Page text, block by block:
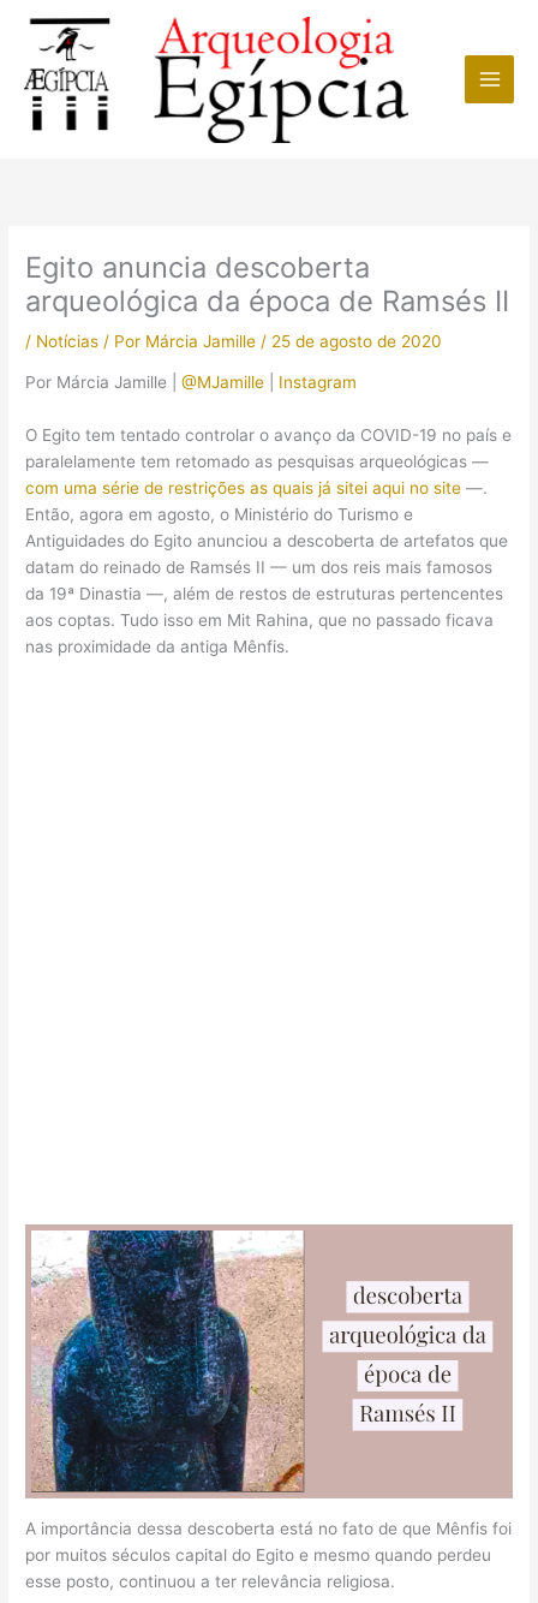
conteúdo
Egito anuncia descoberta
arqueológica da época de Ramsés II
/ Notícias / Por Márcia Jamille / 25 de agosto de 2020
Por Márcia Jamille |@MJamille Instagram
O Egito tem tentado controlar o avanço da COVID-19 no país e
paralelamente tem retomado as pesquisas arqueológicas —
com uma série de restrições as quais já sitei aqui no site—.
Então, agora em agosto, o Ministério do Turismo e
Antiguidades do Egito anunciou a descoberta de artefatos que
datam do reinado de Ramsés II — um dos reis mais famosos
da 19ª Dinastia —, além de restos de estruturas pertencentes
aos coptas. Tudo isso em Mit Rahina, que no passado ficava
nas proximidade da antiga Mênfis.
A importância dessa descoberta está no fato de que Mênfis foi
por muitos séculos capital do Egito e mesmo quando perdeu
esse posto, continuou a ter relevância religiosa.